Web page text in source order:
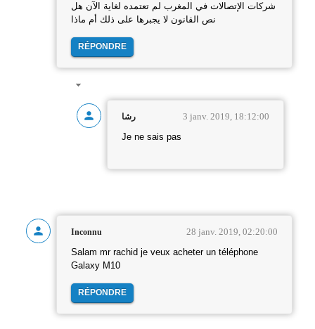
شركات الإتصالات في المغرب لم تعتمده لغاية الآن هل
نص القانون لا يجبرها على ذلك أم ماذا
RÉPONDRE
رشا 3 janv. 2019, 18:12:00
Je ne sais pas
Inconnu 28 janv. 2019, 02:20:00
Salam mr rachid je veux acheter un téléphone
Galaxy M10
RÉPONDRE